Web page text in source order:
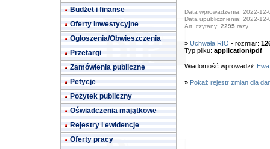
Budżet i finanse
Oferty inwestycyjne
Ogłoszenia/Obwieszczenia
Przetargi
Zamówienia publiczne
Petycje
Pożytek publiczny
Oświadczenia majątkowe
Rejestry i ewidencje
Oferty pracy
Data wprowadzenia: 2022-12-
Data upublicznienia: 2022-12-
Art. czytany: 2295razy
» Uchwała RIO - rozmiar:
Typ pliku: application/pdf
Wiadomość wprowadził:
» Pokaż rejestr zmian dla